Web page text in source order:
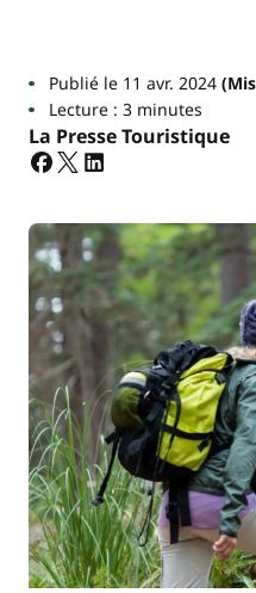
Publié le 11 avr. 2024(Mis
Lecture : 3 minutes
La Presse Touristique